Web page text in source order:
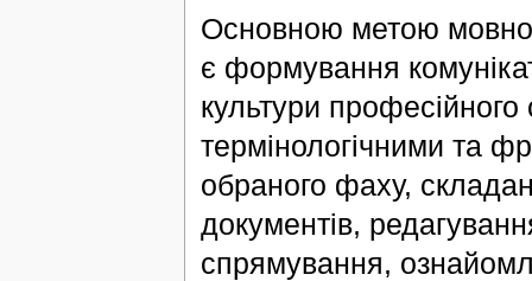
Основною метою мовної
є формування
культури
термінологічними та
обраного фаху,
документів,
спрямування,